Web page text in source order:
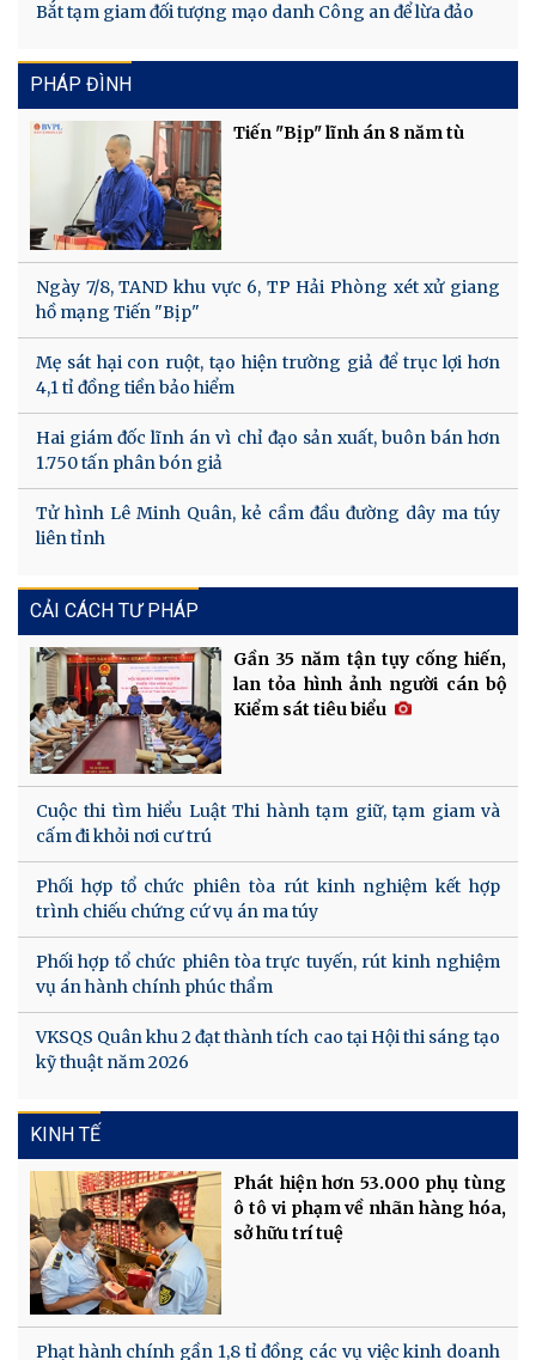
Bắt tạm giam đối tượng mạo danh Công an để lừa đảo
PHÁP ĐÌNH
Tiến "Bịp" lĩnh án 8 năm tù
Ngày 7/8, TAND khu vực 6, TP Hải Phòng xét xử giang
hồ mạng Tiến "Bịp"
Mẹ sát hại con ruột, tạo hiện trường giả để trục lợi hơn
4,1 tỉ đồng tiền bảo hiểm
Hai giám đốc lĩnh án vì chỉ đạo sản xuất, buôn bán hơn
1.750 tấn phân bón giả
Tử hình Lê Minh Quân, kẻ cầm đầu đường dây ma túy
liên tỉnh
CẢI CÁCH TƯ PHÁP
Gần 35 năm tận tụy cống hiến,
lan tỏa hình ảnh người cán bộ
Kiểm sát tiêu biểu
Cuộc thi tìm hiểu Luật Thi hành tạm giữ, tạm giam và
cấm đi khỏi nơi cư trú
Phối hợp tổ chức phiên tòa rút kinh nghiệm kết hợp
trình chiếu chứng cứ vụ án ma túy
Phối hợp tổ chức phiên tòa trực tuyến, rút kinh nghiệm
vụ án hành chính phúc thẩm
VKSQS Quân khu 2 đạt thành tích cao tại Hội thi sáng tạo
kỹ thuật năm 2026
KINH TẾ
Phát hiện hơn 53.000 phụ tùng
ô tô vi phạm về nhãn hàng hóa,
sở hữu trí tuệ
Phạt hành chính gần 1,8 tỉ đồng các vụ việc kinh doanh